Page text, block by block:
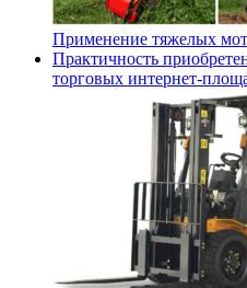
Применение тяжелых
Практичность
торговых интернет-